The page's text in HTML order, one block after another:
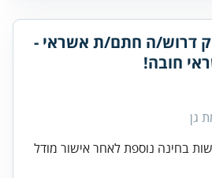
דרוש/ה חתם/ת אשראי -
חובה!
גן
בחינה נוספת לאחר אישור מודל